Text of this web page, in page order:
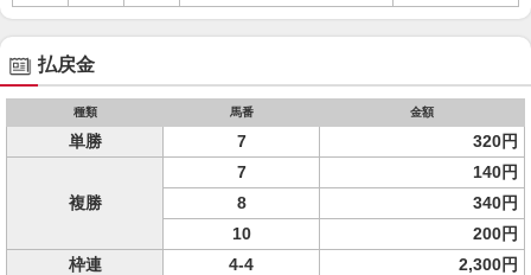
払戻金
種類 馬番 金額
単勝 7 320円
複勝
7
140円
8
340円
10
200円
枠連
4-4
2,300円